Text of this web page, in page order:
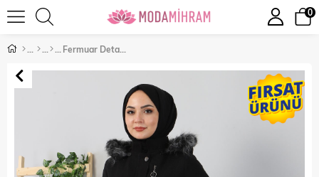
0
Fermuar Detaylı Kaşe Kaban Siyah 10392